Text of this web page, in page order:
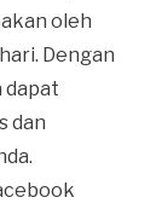
oleh
Dengan
dapat
dan